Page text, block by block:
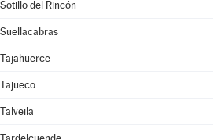
Sotillo del Rincón
Suellacabras
Tajahuerce
Tajueco
Talveila